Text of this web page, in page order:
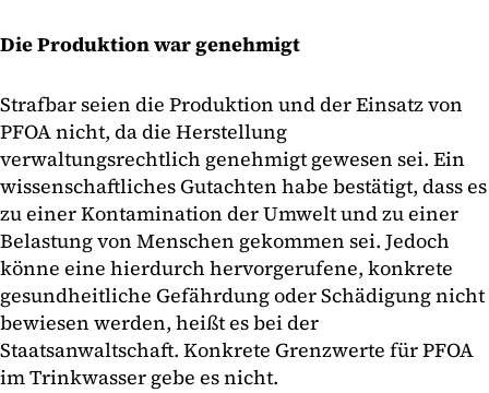
Die Produktion war genehmigt
Strafbar seien die Produktion und der Einsatz von
PFOA nicht, da die Herstellung
verwaltungsrechtlich genehmigt gewesen sei. Ein
wissenschaftliches Gutachten habe bestätigt, dass es
zu einer Kontamination der Umwelt und zu einer
Belastung von Menschen gekommen sei. Jedoch
könne eine hierdurch hervorgerufene, konkrete
gesundheitliche Gefährdung oder Schädigung nicht
bewiesen werden, heißt es bei der
Staatsanwaltschaft. Konkrete Grenzwerte für PFOA
im Trinkwasser gebe es nicht.